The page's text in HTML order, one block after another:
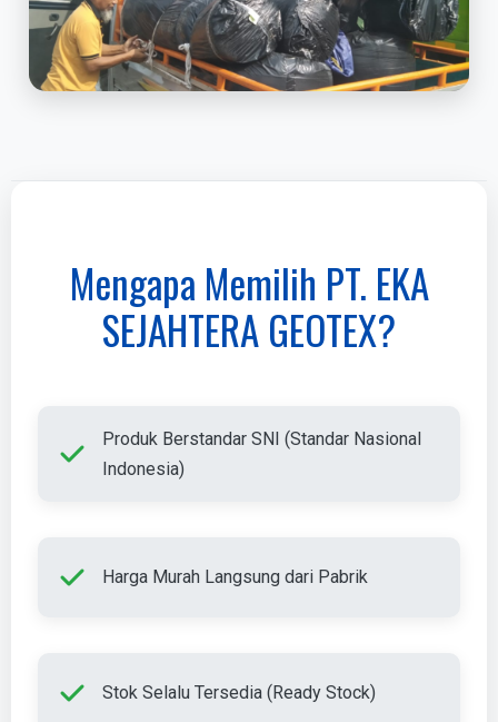
Mengapa Memilih PT. EKA
SEJAHTERA GEOTEX?
Produk Berstandar SNI (Standar Nasional
Indonesia)
Harga Murah Langsung dari Pabrik
Stok Selalu Tersedia (Ready Stock)